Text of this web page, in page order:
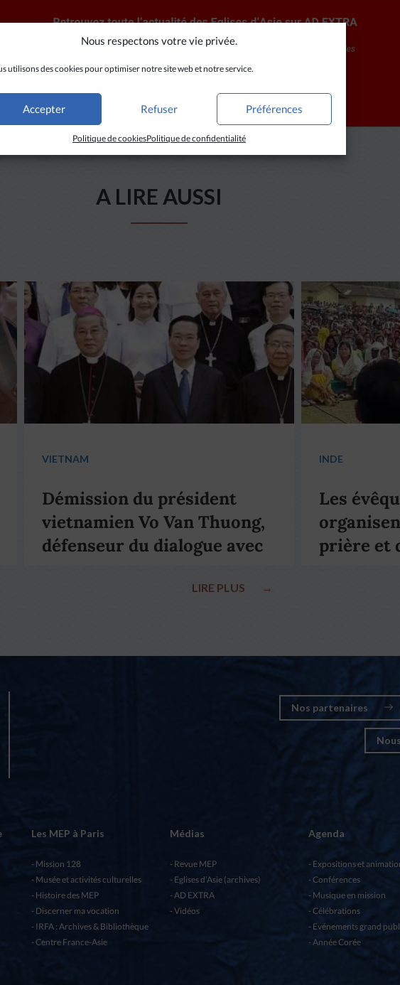
Nous respectons votre vie privée.
utilisons des cookies pour optimiser notre site web et notre service.
Accepter Refuser Préférences
Politique de cookiesPolitique de confidentialité
A LIRE AUSSI
VIETNAM
Démission du président
vietnamien Vo Van Thuong,
défenseur du dialogue avec
LIRE PLUS →
INDE
Les
prière et
Nos partenaires
Les MEP à Paris
Mission 128
Musée et activités culturelles
Histoire des MEP
Discerner ma vocation
IRFA : Archives & Bibliothèque
Centre France-Asie
Médias
Revue MEP
Eglises d’Asie (archives)
AD EXTRA
Vidéos
Agenda
Expositions et
Conférences
Musique en mission
Célébrations
Evénements grand
Année Corée